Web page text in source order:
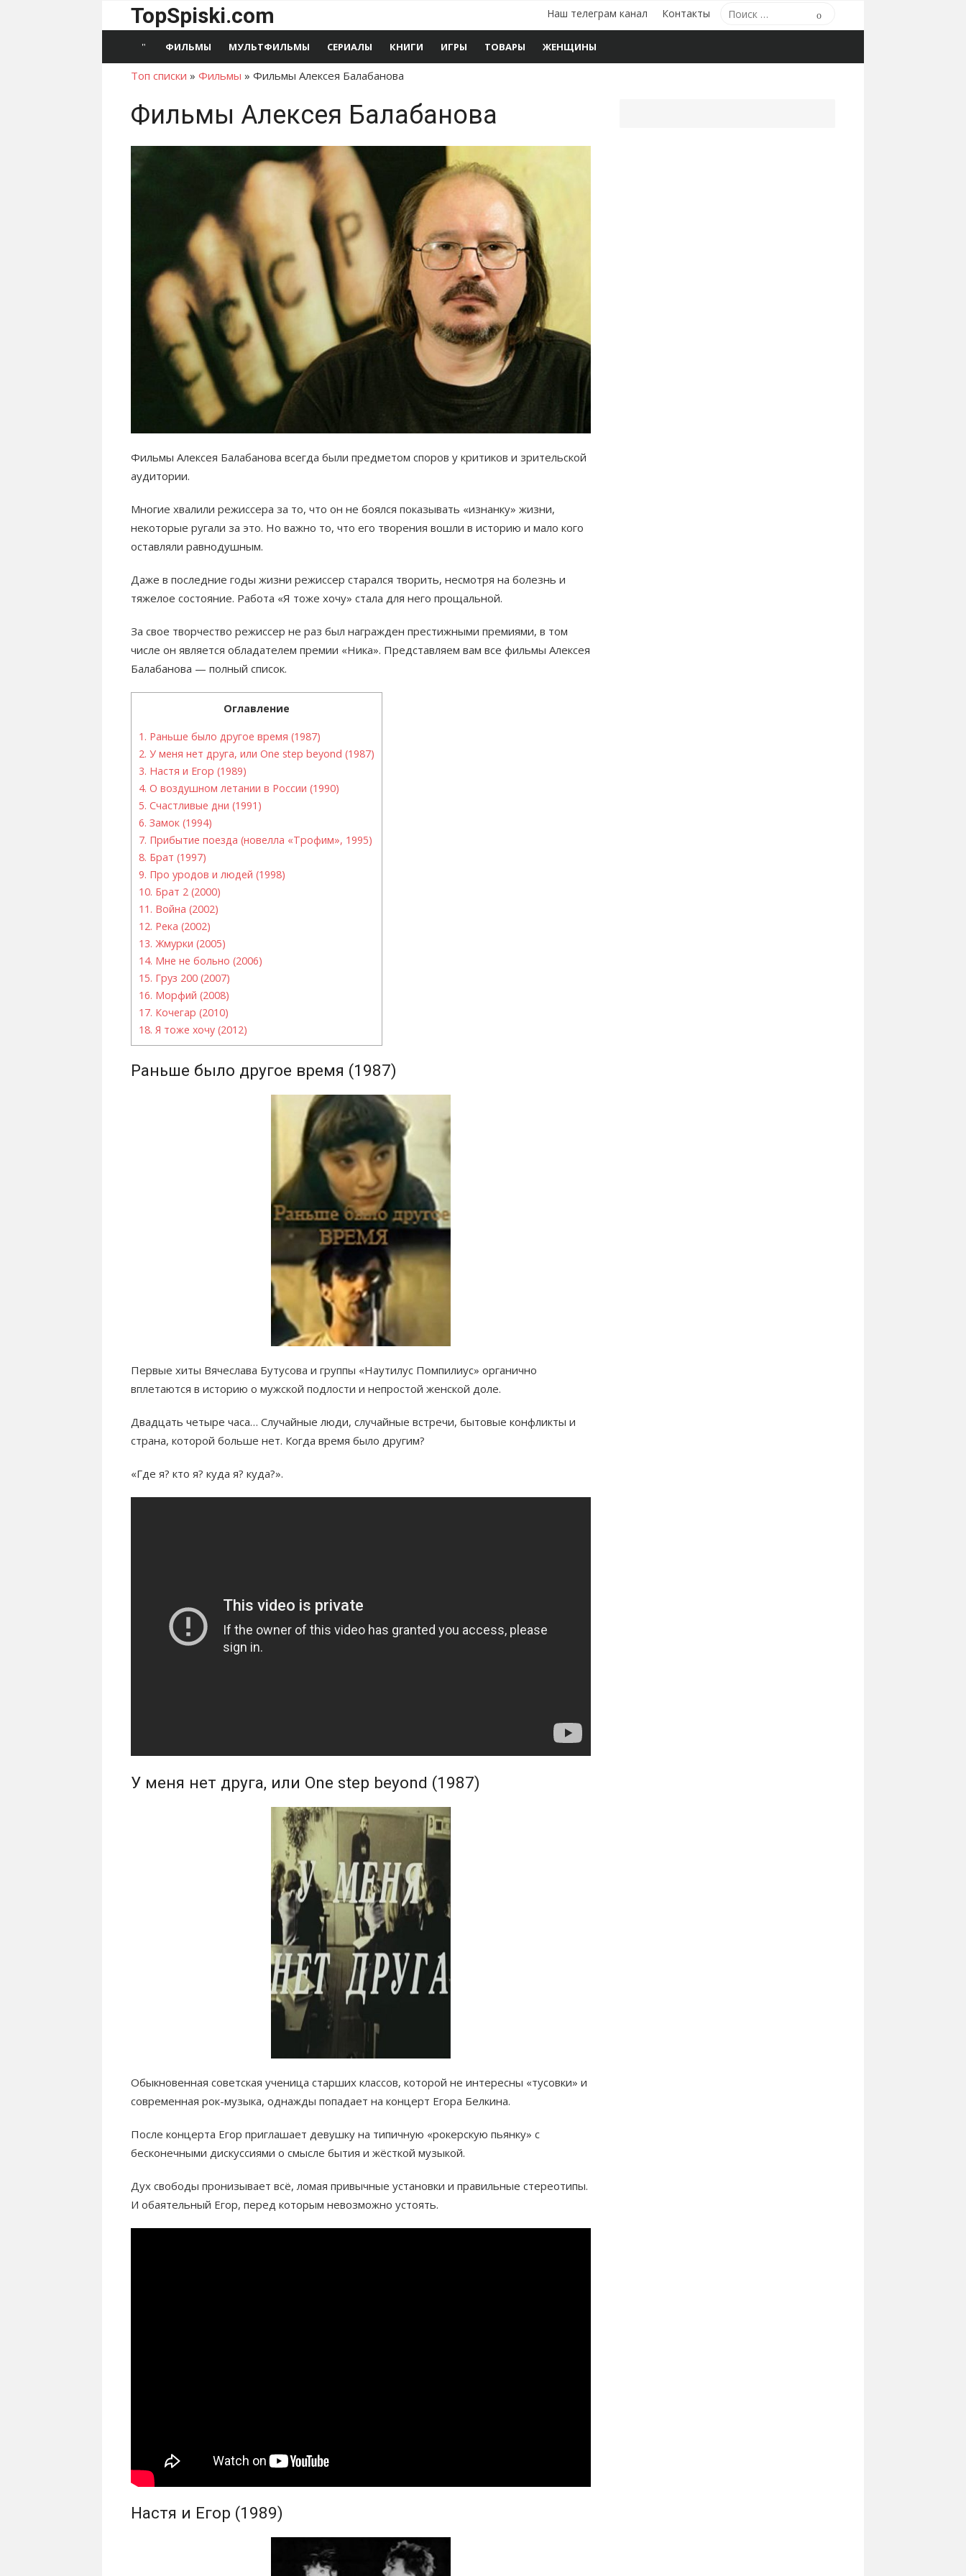
TopSpiski.com
Поиск
по:
Наш телеграм канал Контакты
ФИЛЬМЫ МУЛЬТФИЛЬМЫ СЕРИАЛЫ КНИГИ ИГРЫ ТОВАРЫ ЖЕНЩИНЫ
Топ списки » Фильмы » Фильмы Алексея Балабанова
Фильмы Алексея Балабанова
Фильмы Алексея Балабанова всегда были предметом споров у критиков и зрительской
аудитории.
Многие хвалили режиссера за то, что он не боялся показывать «изнанку» жизни,
некоторые ругали за это. Но важно то, что его творения вошли в историю и мало кого
оставляли равнодушным.
Даже в последние годы жизни режиссер старался творить, несмотря на болезнь и
тяжелое состояние. Работа «Я тоже хочу» стала для него прощальной.
За свое творчество режиссер не раз был награжден престижными премиями, в том
числе он является обладателем премии «Ника». Представляем вам все фильмы Алексея
Балабанова — полный список.
Оглавление
1. Раньше было другое время (1987)
2. У меня нет друга, или One step beyond (1987)
3. Настя и Егор (1989)
4. О воздушном летании в России (1990)
5. Счастливые дни (1991)
6. Замок (1994)
7. Прибытие поезда (новелла «Трофим», 1995)
8. Брат (1997)
9. Про уродов и людей (1998)
10. Брат 2 (2000)
11. Война (2002)
12. Река (2002)
13. Жмурки (2005)
14. Мне не больно (2006)
15. Груз 200 (2007)
16. Морфий (2008)
17. Кочегар (2010)
18. Я тоже хочу (2012)
Раньше было другое время (1987)
Первые хиты Вячеслава Бутусова и группы «Наутилус Помпилиус» органично
вплетаются в историю о мужской подлости и непростой женской доле.
Двадцать четыре часа… Случайные люди, случайные встречи, бытовые конфликты и
страна, которой больше нет. Когда время было другим?
«Где я? кто я? куда я? куда?».
У меня нет друга, или One step beyond (1987)
Обыкновенная советская ученица старших классов, которой не интересны «тусовки» и
современная рок-музыка, однажды попадает на концерт Егора Белкина.
После концерта Егор приглашает девушку на типичную «рокерскую пьянку» с
бесконечными дискуссиями о смысле бытия и жёсткой музыкой.
Дух свободы пронизывает всё, ломая привычные установки и правильные стереотипы.
И обаятельный Егор, перед которым невозможно устоять.
Настя и Егор (1989)